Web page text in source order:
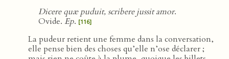
Dicere quæ puduit, scribere jussit amor.
Ovide. Ep. [116]
La pudeur retient une femme dans la conversation,
elle pense bien des choses qu’elle n’ose déclarer ;